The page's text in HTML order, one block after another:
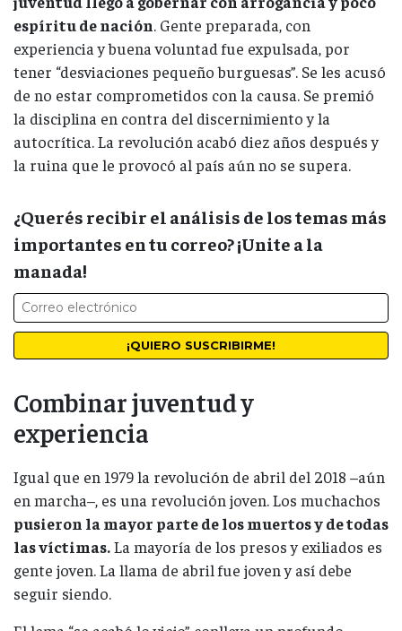
espíritu de nación. Gente preparada, con
experiencia y buena voluntad fue expulsada, por
tener “desviaciones pequeño burguesas”. Se les acusó
de no estar comprometidos con la causa. Se premió
la disciplina en contra del discernimiento y la
autocrítica. La revolución acabó diez años después y
la ruina que le provocó al país aún no se supera.
¿Querés recibir el análisis de los temas más
importantes en tu correo? ¡Unite a la
manada!
Combinar juventud y
experiencia
Igual que en 1979 la revolución de abril del 2018 –aún
en marcha–, es una revolución joven. Los muchachos
pusieron la mayor parte de los muertos y de todas
las víctimas.La mayoría de los presos y exiliados es
gente joven. La llama de abril fue joven y así debe
seguir siendo.